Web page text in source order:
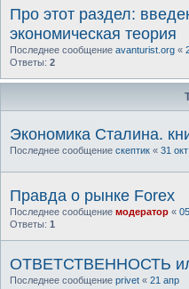
Про этот раздел:
экономическая теория
Последнее сообщение avanturist.org «
Ответы: 2
Экономика Сталина.
Последнее сообщение скептик « 31 окт
Правда о рынке Forex
Последнее сообщение модератор «
Ответы: 1
ОТВЕТСТВЕННОСТЬ
Последнее сообщение privet « 21 апр